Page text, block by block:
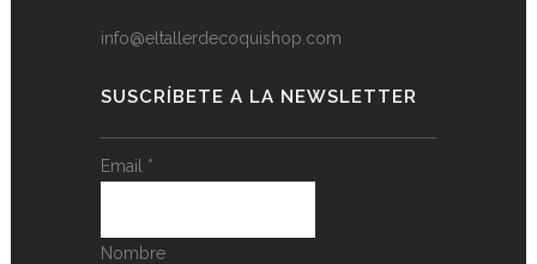
info@eltallerdecoquishop.com
SUSCRÍBETE A LA NEWSLETTER
Email *
Nombre